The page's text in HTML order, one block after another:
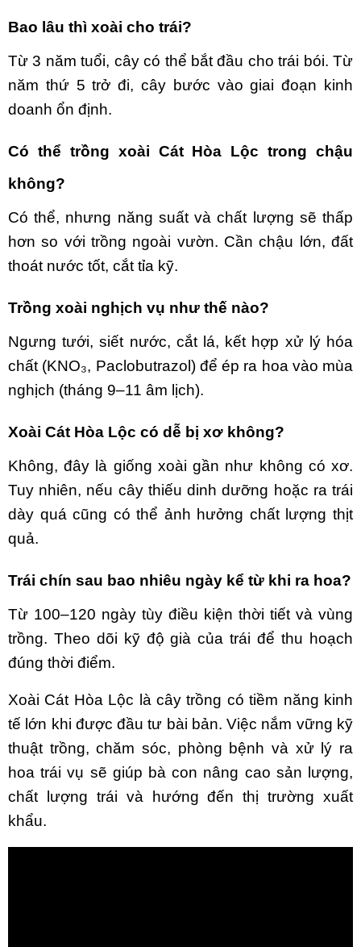
Bao lâu thì xoài cho trái?
Từ 3 năm tuổi, cây có thể bắt đầu cho trái bói. Từ
năm thứ 5 trở đi, cây bước vào giai đoạn kinh
doanh ổn định.
Có thể trồng xoài Cát Hòa Lộc trong chậu
không?
Có thể, nhưng năng suất và chất lượng sẽ thấp
hơn so với trồng ngoài vườn. Cần chậu lớn, đất
thoát nước tốt, cắt tỉa kỹ.
Trồng xoài nghịch vụ như thế nào?
Ngưng tưới, siết nước, cắt lá, kết hợp xử lý hóa
chất (KNO₃, Paclobutrazol) để ép ra hoa vào mùa
nghịch (tháng 9–11 âm lịch).
Xoài Cát Hòa Lộc có dễ bị xơ không?
Không, đây là giống xoài gần như không có xơ.
Tuy nhiên, nếu cây thiếu dinh dưỡng hoặc ra trái
dày quá cũng có thể ảnh hưởng chất lượng thịt
quả.
Trái chín sau bao nhiêu ngày kể từ khi ra hoa?
Từ 100–120 ngày tùy điều kiện thời tiết và vùng
trồng. Theo dõi kỹ độ già của trái để thu hoạch
đúng thời điểm.
Xoài Cát Hòa Lộc là cây trồng có tiềm năng kinh
tế lớn khi được đầu tư bài bản. Việc nắm vững kỹ
thuật trồng, chăm sóc, phòng bệnh và xử lý ra
hoa trái vụ sẽ giúp bà con nâng cao sản lượng,
chất lượng trái và hướng đến thị trường xuất
khẩu.